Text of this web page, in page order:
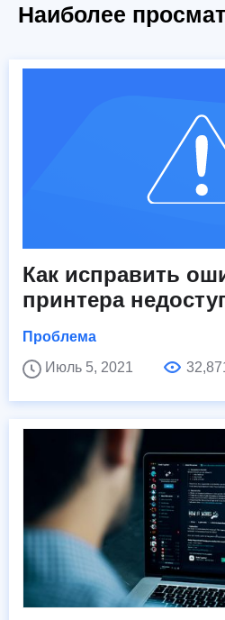
Наиболее
Как исправить
принтера
Проблема
Июль 5, 2021